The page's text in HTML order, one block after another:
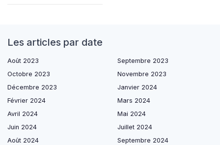
Les articles par date
Août 2023
Septembre 2023
Octobre 2023
Novembre 2023
Décembre 2023
Janvier 2024
Février 2024
Mars 2024
Avril 2024
Mai 2024
Juin 2024
Juillet 2024
Août 2024
Septembre 2024